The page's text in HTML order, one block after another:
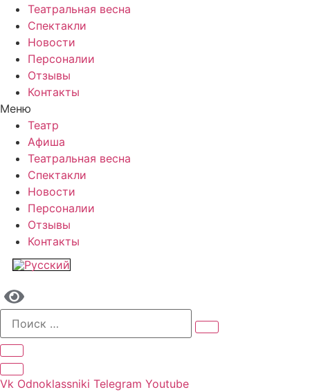
Театральная весна
Спектакли
Новости
Персоналии
Отзывы
Контакты
Меню
Театр
Афиша
Театральная весна
Спектакли
Новости
Персоналии
Отзывы
Контакты
Vk Odnoklassniki Telegram Youtube